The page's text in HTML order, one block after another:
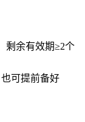
剩余有效期≥2个
可提前备好